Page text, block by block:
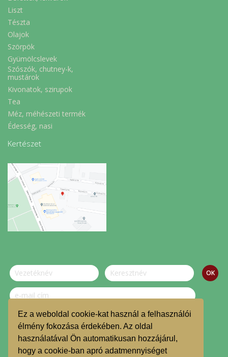
Ez a weboldal cookie-kat használ a felhasználói
élmény fokozása érdekében. Az oldal
használatával Ön automatikusan hozzájárul,
hogy a cookie-ban apró adatmennyiséget
Liszt
Tészta
Olajok
Szörpök
Gyümölcslevek
Szószók, chutney-k,
mustárok
Kivonatok, szirupok
Tea
Méz, méhészeti termék
Édesség, nasi
Kertészet
Szeretnék feliratkozni a hírlevélre.
© Dombvidék Kosárközösség 2019.